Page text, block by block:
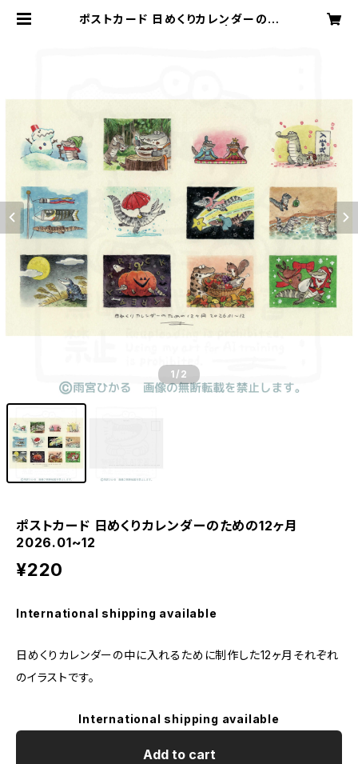
ポストカード 日めくりカレンダーのた
1 /2
ポストカード 日めくりカレンダーのための12ヶ月
2026.01~12
¥220
International shipping available
日めくりカレンダーの中に入れるために制作した12ヶ月それぞれ
のイラストです。
International shipping available
Add to cart